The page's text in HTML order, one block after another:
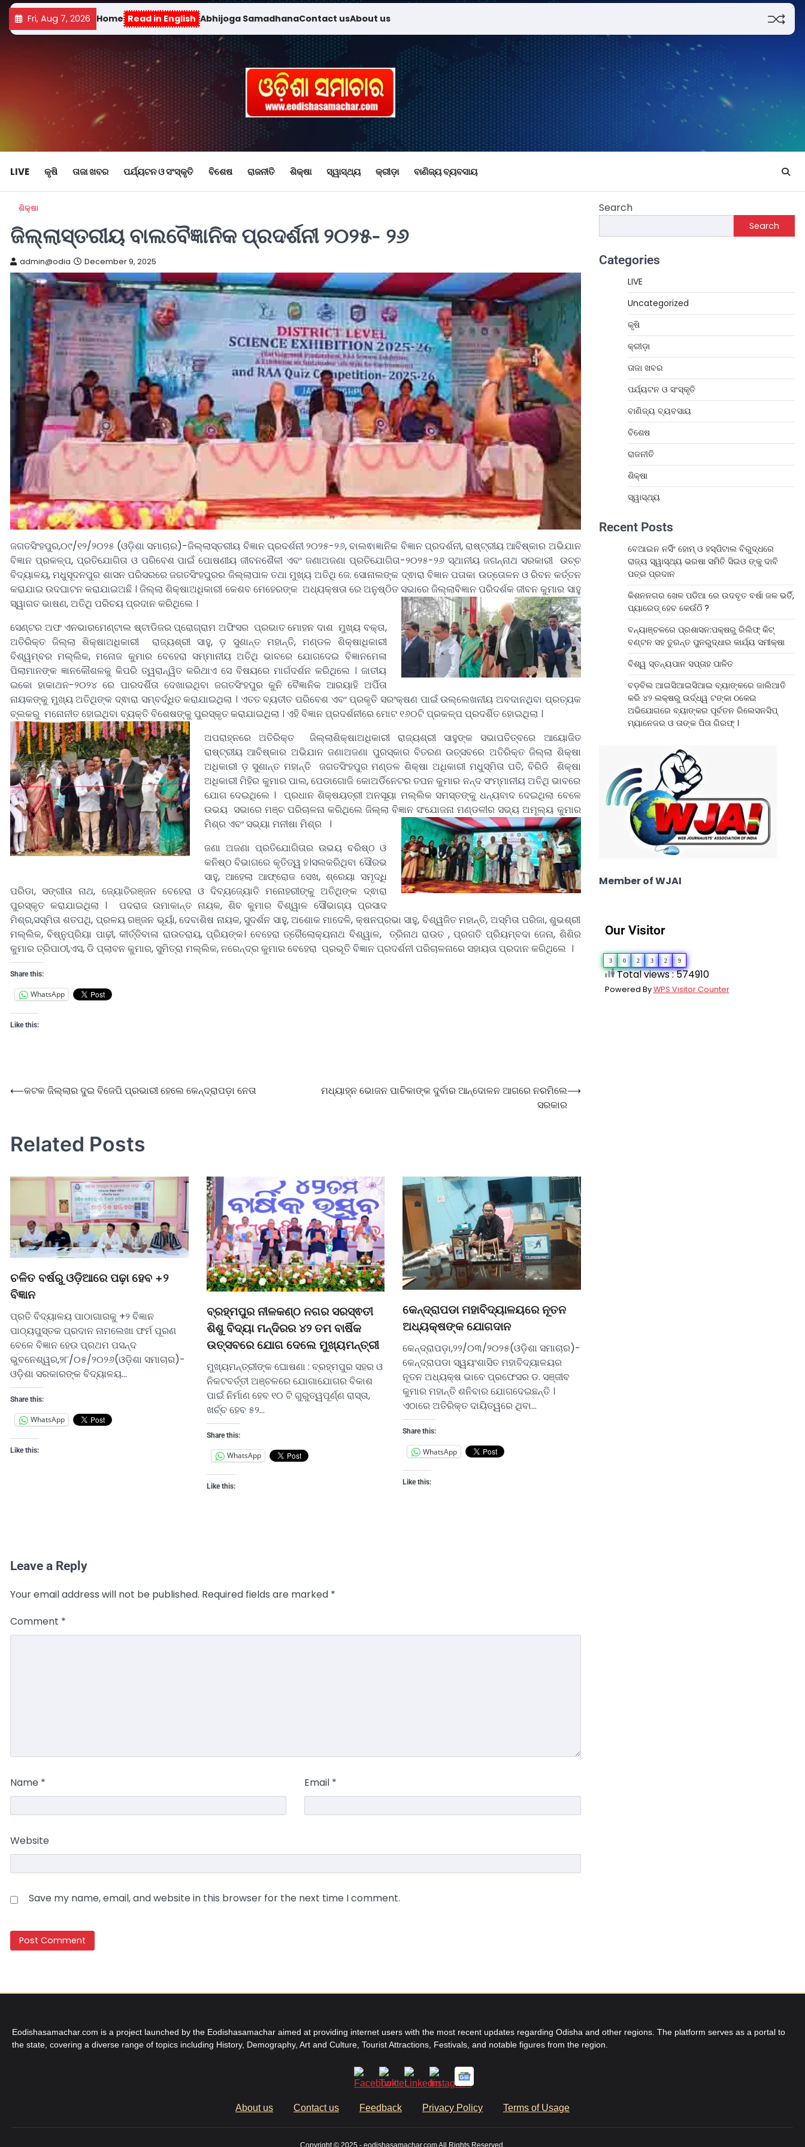
Fri, Aug 7, 2026 Home Read in English Abhijoga SamadhanaContact usAbout us
LIVE କୃଷି ତାଜା ଖବର ପର୍ଯ୍ୟଟନ ଓ ସଂସ୍କୃତି ବିଶେଷ ରାଜନୀତି ଶିକ୍ଷା ସ୍ୱାସ୍ଥ୍ୟ କ୍ରୀଡ଼ା ବାଣିଜ୍ୟ ବ୍ୟବସାୟ
ଶିକ୍ଷା
ଜିଲ୍ଲାସ୍ତରୀୟ ବାଲବୈଜ୍ଞାନିକ ପ୍ରଦର୍ଶନୀ ୨୦୨୫- ୨୬
admin@odia December 9, 2025
ଜଗତସିଂହପୁର,୦୯/୧୨/୨୦୨୫ (ଓଡ଼ିଶା ସମାଚାର)-ଜିଲ୍ଲାସ୍ତରୀୟ ବିଜ୍ଞାନ ପ୍ରଦର୍ଶନୀ ୨୦୨୫-୨୬, ବାଲଵାଜ୍ଞାନିକ ବିଜ୍ଞାନ ପ୍ରଦର୍ଶନୀ, ରାଷ୍ଟ୍ରୀୟ ଆବିଷ୍କାର ଅଭିଯାନ
ବିଜ୍ଞାନ ପ୍ରକଳ୍ପ, ପ୍ରତିଯୋଗିତା ଓ ପରିବେଶ ପାଇଁ ପୋଷଣୀୟ ଜୀବନଶୈଳୀ ଏବଂ ଜଣାଅଜଣା ପ୍ରତିଯୋଗିତା-୨୦୨୫-୨୬ ସ୍ଥାନୀୟ ଜଗନ୍ନାଥ ସରକାରୀ ଉଚ୍ଚ
ବିଦ୍ୟାଳୟ, ମଧୁସୂଦନପୁର ଶାସନ ପରିସରରେ ଜଗତସିଂହପୁରର ଜିଲ୍ଲାପାଳ ତଥା ମୁଖ୍ୟ ଅତିଥି ଜେ. ସୋନାଲଙ୍କ ଦ୍ଵାରା ବିଜ୍ଞାନ ପତାକା ଉତ୍ତୋଳନ ଓ ରିବନ କର୍ତ୍ତନ
କରାଯାଇ ଉଦଘାଟନ କରାଯାଇଅଛି । ଜିଲ୍ଲା ଶିକ୍ଷାଅଧିକାରୀ କେଶବ ମେହେରଙ୍କ ଅଧ୍ୟକ୍ଷତା ରେ ଅନୁଷ୍ଠିତ ସଭାରେ ଜିଲ୍ଲାବିଜ୍ଞାନ ପରିଦର୍ଶକ ଜୀବନ କୁମାର ସାହୁ
ସ୍ୱାଗତ ଭାଷଣ, ଅତିଥି ପରିଚୟ ପ୍ରଦାନ କରିଥିଲେ ।
ସେଣ୍ଟର ଅଫ ଏନଭାରମେଣ୍ଟାଲ ଷ୍ଟାଡିଜର ପ୍ରୋଗ୍ରାମ ଅଫିସର ପ୍ରଭାତ ମୋହନ ଦାଶ ମୁଖ୍ୟ ବକ୍ତା,
ଅତିରିକ୍ତ ଜିଲ୍ଲା ଶିକ୍ଷାଅଧିକାରୀ ରାଜ୍ୟଶ୍ରୀ ସାହୁ, ଡ଼ ସୁଶାନ୍ତ ମହାନ୍ତି, ମଣ୍ଡଳ ଶିକ୍ଷାଧିକାରୀ
ବିଶ୍ୱମ୍ବର ମଲ୍ଲିକ, ମନୋଜ କୁମାର ବେହେରା ସମ୍ମାନୀୟ ଅତିଥି ଭାବରେ ଯୋଗଦେଇ ବିଜ୍ଞାନମେଳା
ପିଲାମାନଙ୍କ ଜ୍ଞାନକୌଶଳକୁ କିପରି ତ୍ୱରାନ୍ୱିତ କରିଥାଏ ସେ ବିଷୟରେ ମାର୍ଗଦର୍ଶନ କରିଥିଲେ । ଜାତୀୟ
ଇକୋ ହାକାଥନ-୨୦୨୪ ରେ ପାରଦର୍ଶିତା ଦେଖାଇଥିବା ଜଗତସିଂହପୁର କୁନି ବୈଜ୍ଞାନିକ ଆରୟାହି ଅର୍ପିତା
ନାୟକଙ୍କୁ ମୁଖ୍ୟ ଅତିଥିଙ୍କ ଦ୍ଵାରା ସମ୍ବର୍ଦ୍ଧିତ କରାଯାଇଥିଲା । ଏତତ ବ୍ୟତୀତ ପରିବେଶ ଏବଂ ପ୍ରକୃତି ସରଂକ୍ଷଣ ପାଇଁ ଉଲ୍ଲେଖନୀୟ ଅବଦାନଥିବା ପ୍ରତ୍ୟକ
ବ୍ଲକରୁ ମନୋନୀତ ହୋଇଥିବା ବ୍ୟକ୍ତି ବିଶେଷଙ୍କୁ ପୁରସ୍କୃତ କରାଯାଇଥିଲା । ଏହି ବିଜ୍ଞାନ ପ୍ରଦର୍ଶନୀରେ ମୋଟ ୧୬୦ଟି ପ୍ରକଳ୍ପ ପ୍ରଦର୍ଶିତ ହୋଇଥିଲା ।
ଅପରାହ୍ନରେ ଅତିରିକ୍ତ ଜିଲ୍ଲାଶିକ୍ଷାଅଧିକାରୀ ରାଜ୍ୟଶ୍ରୀ ସାହୁଙ୍କ ସଭାପତିତ୍ବରେ ଆୟୋଜିତ
ରାଷ୍ଟ୍ରୀୟ ଆବିଷ୍କାର ଅଭିଯାନ ଜଣାଅଜଣା ପୁରସ୍କାର ବିତରଣ ଉତ୍ସବରେ ଅତିରିକ୍ତ ଜିଲ୍ଲା ଶିକ୍ଷା
ଅଧିକାରୀ ଡ଼ ସୁଶାନ୍ତ ମହାନ୍ତି ଜଗତସିଂହପୁର ମଣ୍ଡଳ ଶିକ୍ଷା ଅଧିକାରୀ ମଧୁସ୍ମିତା ପତି, ବିରିଡି ଶିକ୍ଷା
ଅଧିକାରୀ ମିହିର କୁମାର ପାଲ, ପେଡାଗୋଜି କୋଅର୍ଡିନେଟର ତପନ କୁମାର ନନ୍ଦ ସଂମ୍ମାନୀୟ ଅତିଥି ଭାବରେ
ଯୋଗ ଦେଇଥିଲେ । ପ୍ରଧାନ ଶିକ୍ଷୟତ୍ରୀ ଅନସୂୟା ମଲ୍ଲିକ ସମସ୍ତଙ୍କୁ ଧନ୍ୟବାଦ ଦେଇଥିଲା ବେଳେ
ଉଭୟ ସଭାରେ ମଞ୍ଚ ପରିଚାଳନା କରିଥିଲେ ଜିଲ୍ଲା ବିଜ୍ଞାନ ସଂଯୋଜନା ମଣ୍ଡଳୀର ସଭ୍ୟ ଅମୂଲ୍ୟ କୁମାର
ମିଶ୍ର ଏବଂ ସଭ୍ୟା ମନୀଷା ମିଶ୍ର ।
ଜଣା ଅଜଣା ପ୍ରତିଯୋଗିତାର ଉଭୟ ବରିଷ୍ଠ ଓ
କନିଷ୍ଠ ବିଭାଗରେ କୃତିତ୍ୱ ହ।ସଲକରିଥିବା ସୌରଭ
ସାହୁ, ଆହେଲା ଆଫ୍ରୋଜ ସେଖ, ଶ୍ରେୟା ସମୃଦ୍ଧି
ପରିଡା, ସଙ୍ଗୀତା ନାଥ, ଜ୍ୟୋତିରଞ୍ଜନ ବେହେରା ଓ ଦିବ୍ୟଜ୍ୟୋତି ମନୋହରୀଙ୍କୁ ଅତିଥିଙ୍କ ଦ୍ଵାରା
ପୁରସ୍କୃତ କରାଯାଇଥିଲା । ପଦରାଜ ଉମାକାନ୍ତ ନାୟକ, ଶିବ କୁମାର ବିଶ୍ୱାଳ ସୌଭାଗ୍ୟ ପ୍ରସାଦ
ମିଶ୍ର,ସସ୍ମିତା ଶତପଥି, ପ୍ରଳୟ ରଞ୍ଜନ ଭୂୟାଁ, ଦେବାଶିଷ ନାୟକ, ସୁଦର୍ଶନ ସାହୁ, ଅଶୋକ ମାଦେଳି, କ୍ଷନପ୍ରଭା ସାହୁ, ବିଶ୍ୱଜିତ ମହାନ୍ତି, ଅସ୍ମିତା ପରିଜା, ଶୁଭଶ୍ରୀ
ମଲ୍ଲିକ, ବିଷ୍ନୁପ୍ରିୟା ପାଢ଼ୀ, କୀର୍ତ୍ତିବାଳା ରାଉତରାୟ, ପ୍ରିୟଙ୍କ। ବେହେରା ତ୍ରୈଲୋକ୍ୟନାଥ ବିଶ୍ୱାଳ, ତ୍ରିନାଥ ରାଉତ , ପ୍ରଗତି ପ୍ରିୟମ୍ବଦା ଜେନା, ଶିଶିର
କୁମାର ତ୍ରିପାଠୀ,ଏସ, ଡି ପ୍ଲାବନ କୁମାର, ସୁମିତ୍ରା ମଲ୍ଲିକ, ନରେନ୍ଦ୍ର କୁମାର ବେହେରା ପ୍ରଭୂତି ବିଜ୍ଞାନ ପ୍ରଦର୍ଶନୀ ପରିଚାଳନାରେ ସହାୟତା ପ୍ରଦାନ କରିଥିଲେ ।
Share this:
WhatsApp
Like this:
⟵କଟକ ଜିଲ୍ଲାର ଦୁଇ ବିଜେପି ପ୍ରଭାରୀ ହେଲେ କେନ୍ଦ୍ରାପଡ଼ା ନେତା
ମଧ୍ୟାହ୍ନ ଭୋଜନ ପାଚିକାଙ୍କ ଦୁର୍ବାର ଆନ୍ଦୋଳନ ଆଗରେ ନରମିଲେ
ସରକାର
⟶
Related Posts
ଚଳିତ ବର୍ଷରୁ ଓଡ଼ିଆରେ ପଢ଼ା ହେବ +୨
ବିଜ୍ଞାନ
ପ୍ରତି ବିଦ୍ୟାଳୟ ପାଠାଗାରକୁ +୨ ବିଜ୍ଞାନ
ପାଠ୍ୟପୁସ୍ତକ ପ୍ରଦାନ ନାମଲେଖା ଫର୍ମ ପୂରଣ
ବେଳେ ବିଜ୍ଞାନ ହେଉ ପ୍ରଥମ ପସନ୍ଦ
ଭୁବନେଶ୍ୱର,୨୮/୦୫/୨୦୨୬(ଓଡ଼ିଶା ସମାଚାର)-
ଓଡ଼ିଶା ସରକାରଙ୍କ ବିଦ୍ୟାଳୟ…
Share this:
WhatsApp
Like this:
ବ୍ରହ୍ମପୁର ନୀଳକଣ୍ଠ ନଗର ସରସ୍ଵତୀ
ଶିଶୁ ବିଦ୍ୟା ମନ୍ଦିରର ୪୨ ତମ ବାର୍ଷିକ
ଉତ୍ସବରେ ଯୋଗ ଦେଲେ ମୁଖ୍ୟମନ୍ତ୍ରୀ
ମୁଖ୍ୟମନ୍ତ୍ରୀଙ୍କ ଘୋଷଣା : ବ୍ରହ୍ମପୁର ସହର ଓ
ନିକଟବର୍ତ୍ତୀ ଅଞ୍ଚଳରେ ଯୋଗାଯୋଗର ବିକାଶ
ପାଇଁ ନିର୍ମାଣ ହେବ ୧୦ ଟି ଗୁରୁତ୍ୱପୂର୍ଣ୍ଣ ରାସ୍ତା,
ଖର୍ଚ୍ଚ ହେବ ୫୨…
Share this:
WhatsApp
Like this:
କେନ୍ଦ୍ରାପଡା ମହାବିଦ୍ୟାଳୟରେ ନୂତନ
ଅଧ୍ୟକ୍ଷଙ୍କ ଯୋଗଦାନ
କେନ୍ଦ୍ରାପଡ଼ା,୨୨/୦୩/୨୦୨୫(ଓଡ଼ିଶା ସମାଚାର)-
କେନ୍ଦ୍ରାପଡା ସ୍ୱୟଂଶାସିତ ମହାବିଦ୍ୟାଳୟର
ନୂତନ ଅଧ୍ୟକ୍ଷ ଭାବେ ପ୍ରଫେସର ଡ. ସଞ୍ଜୀବ
କୁମାର ମହାନ୍ତି ଶନିବାର ଯୋଗଦେଇଛନ୍ତି ।
ଏଠାରେ ଅତିରିକ୍ତ ଦାୟିତ୍ୱରେ ଥିବା…
Share this:
WhatsApp
Like this:
Leave a Reply
Your email address will not be published. Required fields are marked *
Comment *
Name * Email *
Website
Save my name, email, and website in this browser for the next time I comment.
Search
Search
Categories
LIVE
Uncategorized
କୃଷି
କ୍ରୀଡ଼ା
ତାଜା ଖବର
ପର୍ଯ୍ୟଟନ ଓ ସଂସ୍କୃତି
ବାଣିଜ୍ୟ ବ୍ୟବସାୟ
ବିଶେଷ
ରାଜନୀତି
ଶିକ୍ଷା
ସ୍ୱାସ୍ଥ୍ୟ
Recent Posts
ବେଆଇନ ନର୍ସିଂ ହୋମ୍ ଓ ହସ୍ପିଟାଲ ବିରୁଦ୍ଧରେ
ରାଜ୍ୟ ସ୍ୱାସ୍ଥ୍ୟ ଭରଷା ସମିତି ସିଇଓ ଙ୍କୁ ଦାବି
ପତ୍ର ପ୍ରଦାନ
କିଶନନଗର ଖେଳ ପଡିଆ ରେ ଉଦବୃତ ବର୍ଷା ଜଳ ଭର୍ତି,
ପ୍ୟାରେଡ୍ ହେବ କେଉଁଠି ?
ବନ୍ୟାଞ୍ଚଳରେ ପ୍ରଶାସନ:ପକ୍ଷରୁ ରିଲିଫ୍ କିଟ୍
ବଣ୍ଟନ ସହ ତୁରନ୍ତ ପୁନରୁଦ୍ଧାର କାର୍ଯ୍ୟ ସମୀକ୍ଷା
ବିଶ୍ୱ ସ୍ତନ୍ୟପାନ ସପ୍ତାହ ପାଳିତ
ବଡ଼ବିଲ ଆଇସିଆଇସିଆଇ ବ୍ୟାଙ୍କରେ ଜାଲିଆତି
କରି ୪୨ ଲକ୍ଷରୁ ଉର୍ଦ୍ଧ୍ୱ ଟଙ୍କା ଠକେଇ
ଅଭିଯୋଗରେ ବ୍ୟାଙ୍କର ପୂର୍ବତନ ରିଲେସନସିପ୍
ମ୍ୟାନେଜର ଓ ତାଙ୍କ ପିତା ଗିରଫ୍ ।
Member of WJAI
Our Visitor
3 0 2 3 2 9
Total views : 574910
Powered ByWPS Visitor Counter
Eodishasamachar.com is a project launched by the Eodishasamachar aimed at providing internet users with the most recent updates regarding Odisha and other regions. The platform serves as a portal to
the state, covering a diverse range of topics including History, Demography, Art and Culture, Tourist Attractions, Festivals, and notable figures from the region.
About us Contact us Feedback Privacy Policy Terms of Usage
Copyright © 2025 - eodishasamachar.com All Rights Reserved.